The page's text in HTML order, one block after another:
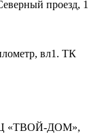
проезд, 1
вл1. ТК
«ТВОЙ-ДОМ»,